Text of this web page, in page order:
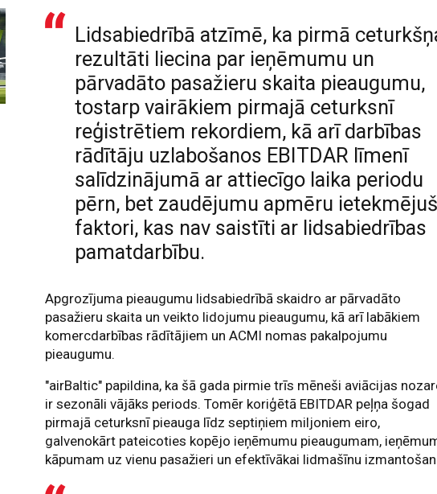
Lidsabiedrībā atzīmē, ka pirmā
rezultāti liecina par ieņēmumu un
pārvadāto pasažieru skaita pieaugumu,
tostarp vairākiem pirmajā ceturksnī
reģistrētiem rekordiem, kā arī darbības
rādītāju uzlabošanos EBITDAR līmenī
salīdzinājumā ar attiecīgo laika periodu
pērn, bet zaudējumu apmēru
faktori, kas nav saistīti ar lidsabiedrības
pamatdarbību.
Apgrozījuma pieaugumu lidsabiedrībā skaidro ar pārvadāto
pasažieru skaita un veikto lidojumu pieaugumu, kā arī labākiem
komercdarbības rādītājiem un ACMI nomas pakalpojumu
pieaugumu.
"airBaltic" papildina, ka šā gada pirmie trīs mēneši aviācijas
ir sezonāli vājāks periods. Tomēr koriģētā EBITDAR peļņa šogad
pirmajā ceturksnī pieauga līdz septiņiem miljoniem eiro,
galvenokārt pateicoties kopējo ieņēmumu pieaugumam,
kāpumam uz vienu pasažieri un efektīvākai lidmašīnu